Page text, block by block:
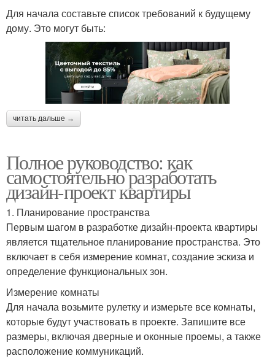
Для начала составьте список требований к будущему
дому. Это могут быть:
читать дальше →
Полное руководство: как
самостоятельно разработать
дизайн-проект квартиры
1. Планирование пространства
Первым шагом в разработке дизайн-проекта квартиры
является тщательное планирование пространства. Это
включает в себя измерение комнат, создание эскиза и
определение функциональных зон.
Измерение комнаты
Для начала возьмите рулетку и измерьте все комнаты,
которые будут участвовать в проекте. Запишите все
размеры, включая дверные и оконные проемы, а также
расположение коммуникаций.